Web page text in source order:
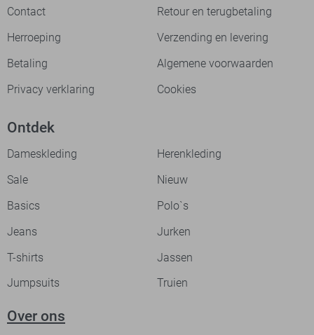
Contact
Retour en terugbetaling
Herroeping
Verzending en levering
Betaling
Algemene voorwaarden
Privacy verklaring
Cookies
Ontdek
Dameskleding
Herenkleding
Sale
Nieuw
Basics
Polo`s
Jeans
Jurken
T-shirts
Jassen
Jumpsuits
Truien
Over ons